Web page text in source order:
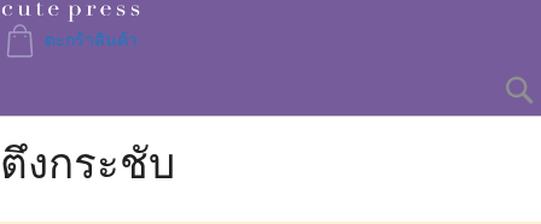
Skip
to
Content
ตะกร้าสินค้า
ตึงกระชับ